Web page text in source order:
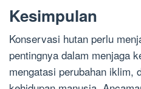
Kesimpulan
Konservasi hutan perlu
pentingnya dalam menjaga
mengatasi perubahan iklim,